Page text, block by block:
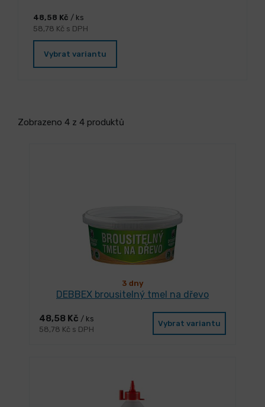
48,58 Kč / ks
58,78 Kč s DPH
Vybrat variantu
Zobrazeno 4 z 4 produktů
3 dny
DEBBEX brousitelný tmel na dřevo
48,58 Kč / ks
58,78 Kč s DPH
Vybrat variantu